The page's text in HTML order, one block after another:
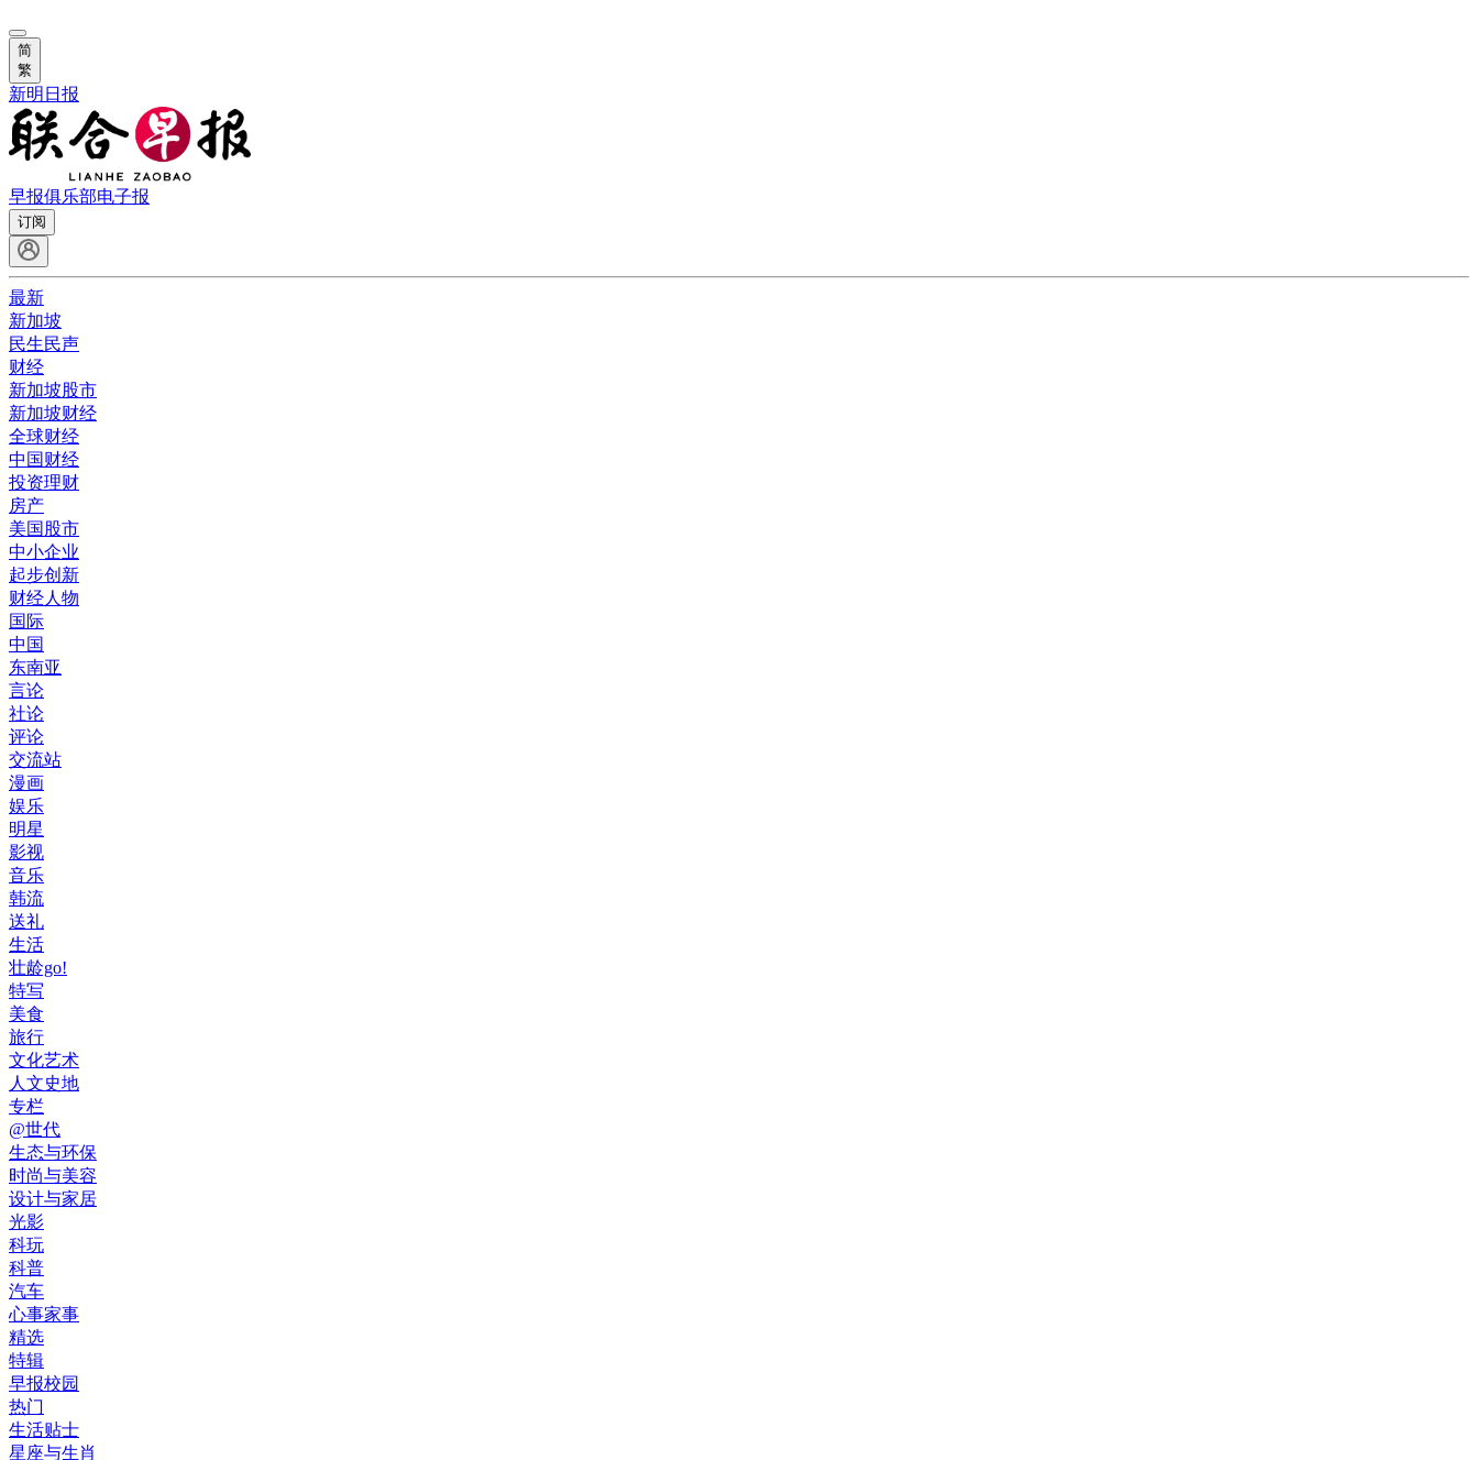
简
繁
新明日报
早报俱乐部电子报
订阅
最新
新加坡
民生民声
财经
新加坡股市
新加坡财经
全球财经
中国财经
投资理财
房产
美国股市
中小企业
起步创新
财经人物
国际
中国
东南亚
言论
社论
评论
交流站
漫画
娱乐
明星
影视
音乐
韩流
送礼
生活
壮龄go!
特写
美食
旅行
文化艺术
人文史地
专栏
@世代
生态与环保
时尚与美容
设计与家居
光影
科玩
科普
汽车
心事家事
精选
特辑
早报校园
热门
生活贴士
星座与生肖